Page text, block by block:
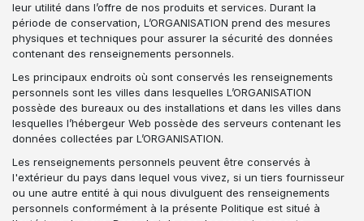
leur utilité dans l’offre de nos produits et services. Durant la
période de conservation, L’ORGANISATION prend des mesures
physiques et techniques pour assurer la sécurité des données
contenant des renseignements personnels.
Les principaux endroits où sont conservés les renseignements
personnels sont les villes dans lesquelles L’ORGANISATION
possède des bureaux ou des installations et dans les villes dans
lesquelles l’hébergeur Web possède des serveurs contenant les
données collectées par L’ORGANISATION.
Les renseignements personnels peuvent être conservés à
l'extérieur du pays dans lequel vous vivez, si un tiers fournisseur
ou une autre entité à qui nous divulguent des renseignements
personnels conformément à la présente Politique est situé à